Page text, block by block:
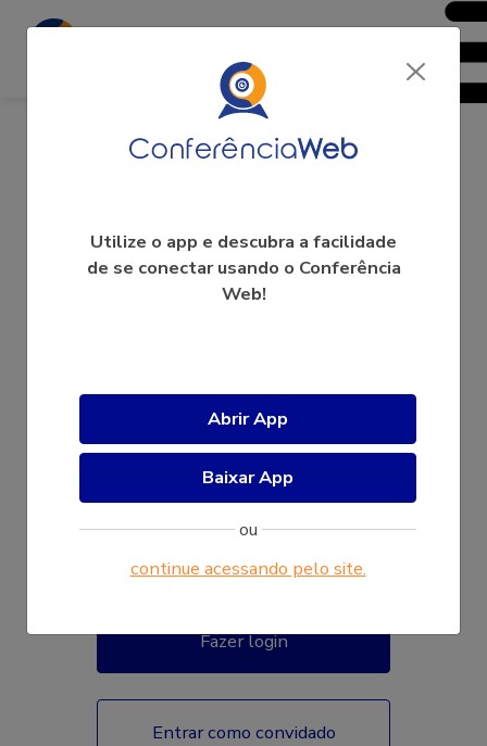
Conversas sobre Justiça e
Contemporaneidade
Fazer login
Entrar como convidado
Utilize o app e descubra a facilidade
de se conectar usando o Conferência
Web!
Abrir App
Baixar App
ou
continue acessando pelo site.